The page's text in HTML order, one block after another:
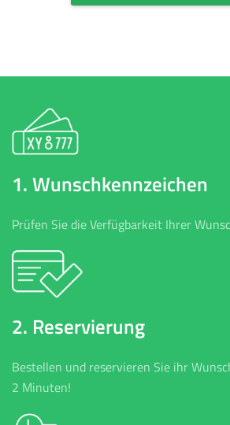
1. Wunschkennzeichen
Prüfen Sie die Verfügbarkeit Ihrer
2. Reservierung
Bestellen und reservieren Sie ihr
2 Minuten!